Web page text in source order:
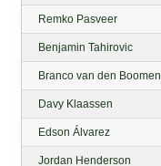
Remko Pasveer
Benjamin Tahirovic
Branco van den Boomen
Davy Klaassen
Edson Álvarez
Jordan Henderson